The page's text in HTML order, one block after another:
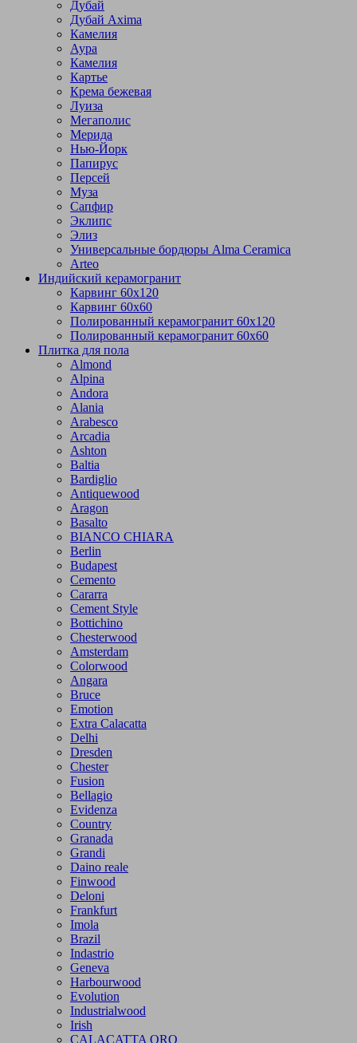
Дубай
Дубай Axima
Камелия
Аура
Камелия
Картье
Крема бежевая
Луиза
Мегаполис
Мерида
Нью-Йорк
Папирус
Персей
Муза
Сапфир
Эклипс
Элиз
Универсальные бордюры Alma Ceramica
Arteo
Индийский керамогранит
Карвинг 60х120
Карвинг 60х60
Полированный керамогранит 60х120
Полированный керамогранит 60х60
Плитка для пола
Almond
Alpina
Andora
Alania
Arabesco
Arcadia
Ashton
Baltia
Bardiglio
Antiquewood
Aragon
Basalto
BIANCO CHIARA
Berlin
Budapest
Cemento
Cararra
Cement Style
Bottichino
Chesterwood
Amsterdam
Colorwood
Angara
Bruce
Emotion
Extra Calacatta
Delhi
Dresden
Chester
Fusion
Bellagio
Evidenza
Country
Granada
Grandi
Daino reale
Finwood
Deloni
Frankfurt
Imola
Brazil
Indastrio
Geneva
Harbourwood
Evolution
Industrialwood
Irish
CALACATTA ORO